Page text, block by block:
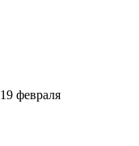
19 февраля